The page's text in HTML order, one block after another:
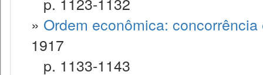
» Ordem econômica:
1917
p. 1133-1143